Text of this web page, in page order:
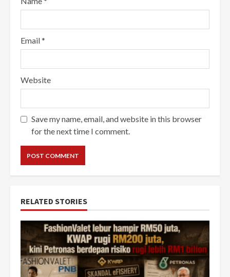
Email*
Website
Save my name, email, and website in this browser
for the next time I comment.
RELATED STORIES